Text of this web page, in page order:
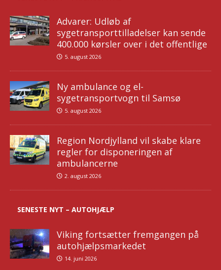
Advarer: Udløb af
sygetransporttilladelser kan sende
400.000 kørsler over i det offentlige
5. august 2026
Ny ambulance og el-
sygetransportvogn til Samsø
5. august 2026
Region Nordjylland vil skabe klare
regler for disponeringen af
ambulancerne
2. august 2026
SENESTE NYT – AUTOHJÆLP
Viking fortsætter fremgangen på
autohjælpsmarkedet
14. juni 2026